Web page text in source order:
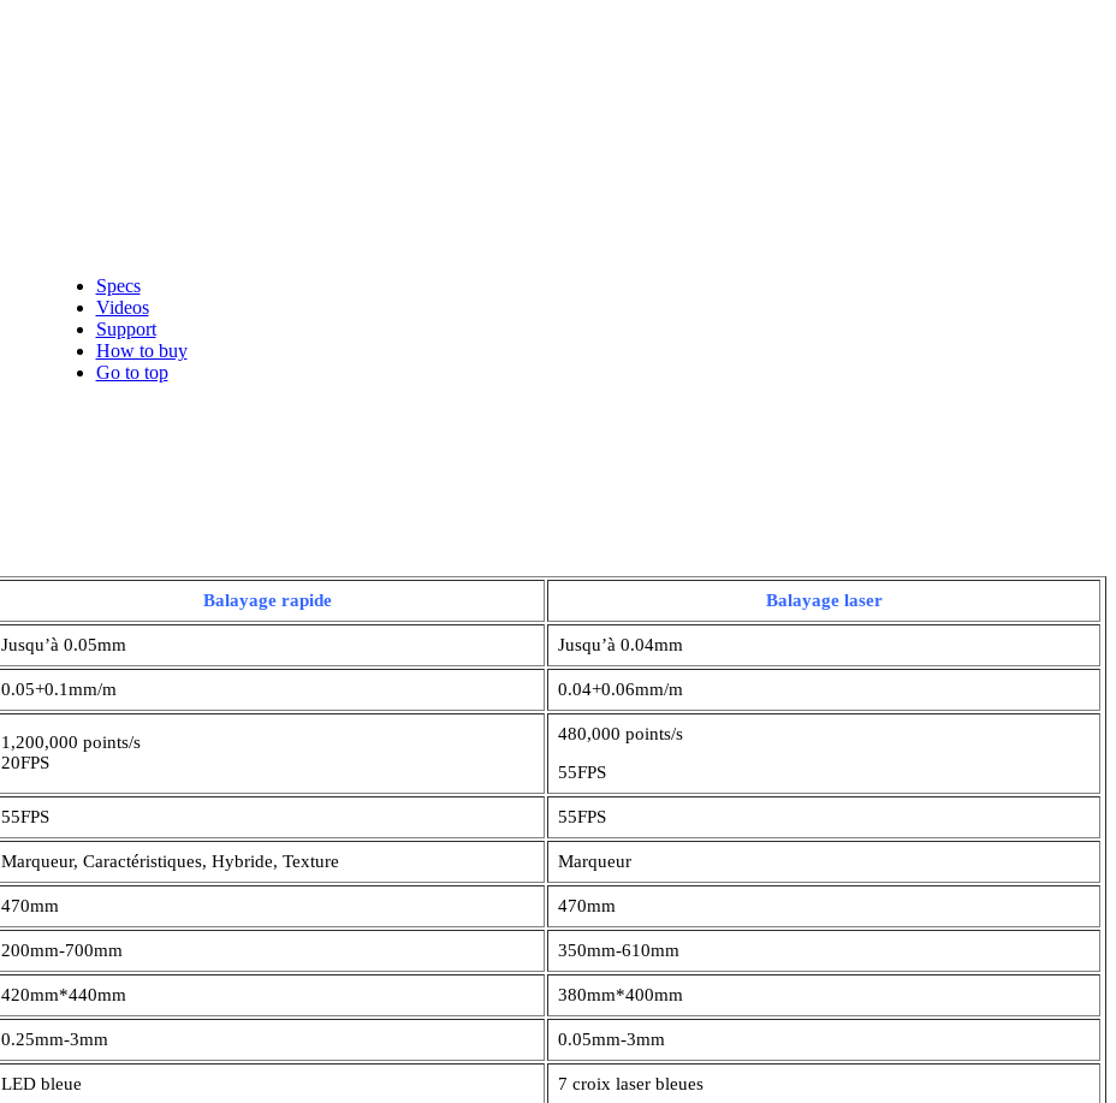
Specs
Videos
Support
How to buy
Go to top
Balayage rapide Balayage laser
Jusqu’à 0.05mm Jusqu’à 0.04mm
0.05+0.1mm/m 0.04+0.06mm/m
1,200,000 points/s
20FPS
480,000 points/s
55FPS
55FPS 55FPS
Marqueur, Caractéristiques, Hybride, Texture Marqueur
470mm 470mm
200mm-700mm 350mm-610mm
420mm*440mm 380mm*400mm
0.25mm-3mm 0.05mm-3mm
LED bleue 7 croix laser bleues